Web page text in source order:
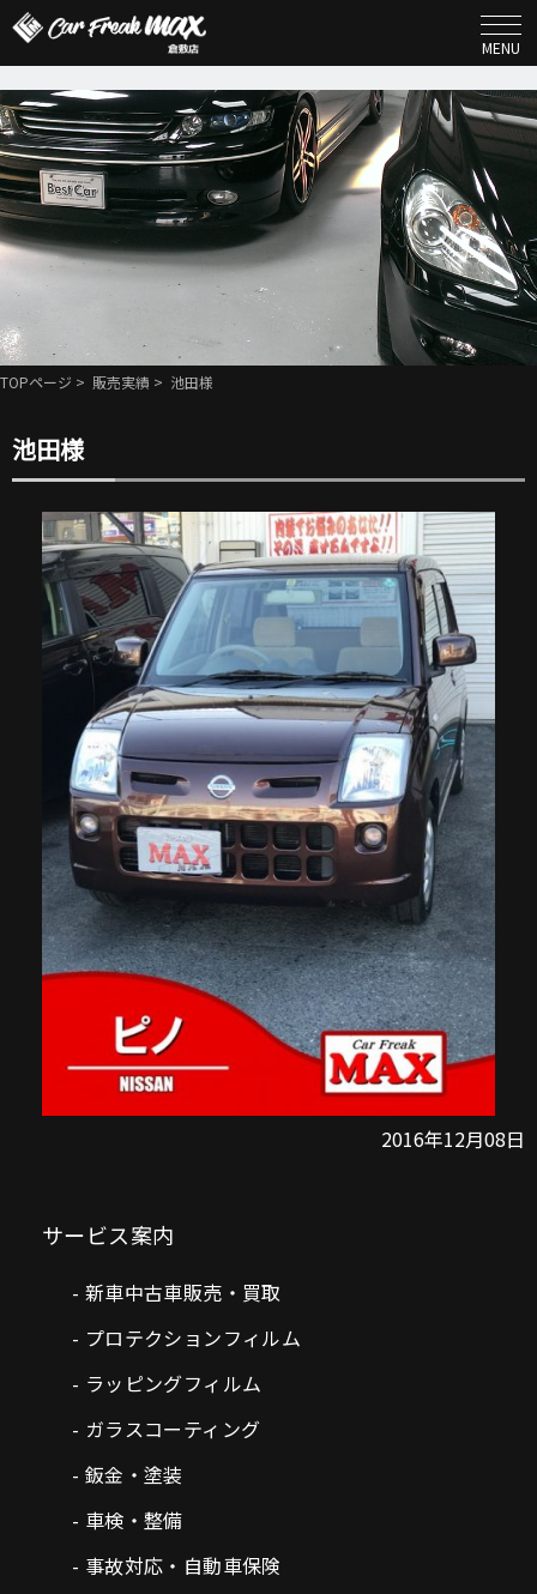
MENU
TOPページ > 販売実績 > 池田様
池田様
2016年12月08日
サービス案内
新車中古車販売・買取
プロテクションフィルム
ラッピングフィルム
ガラスコーティング
鈑金・塗装
車検・整備
事故対応・自動車保険